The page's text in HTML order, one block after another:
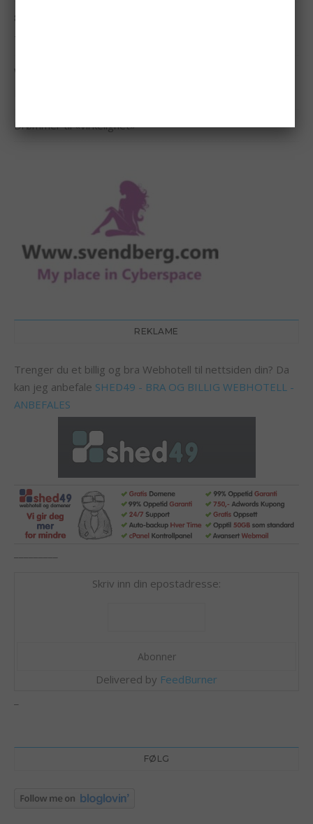
8 Signs Someone in Your Life Is a Real Demon: They Smile,
They Lie, They…
Why God Lets You See What Others Can’t — The
Drømmer til «virkelighet»
REKLAME
Trenger du et billig og bra Webhotell til nettsiden din? Da
kan jeg anbefale SHED49 - BRA OG BILLIG WEBHOTELL -
ANBEFALES
Skriv inn din epostadresse:
Delivered by FeedBurner
FØLG